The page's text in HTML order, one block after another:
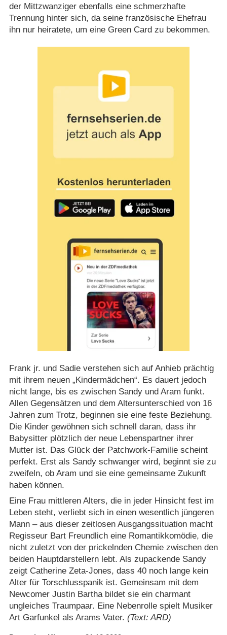
der Mittzwanziger ebenfalls eine schmerzhafte
Trennung hinter sich, da seine französische Ehefrau
ihn nur heiratete, um eine Green Card zu bekommen.
Frank jr. und Sadie verstehen sich auf Anhieb prächtig
mit ihrem neuen „Kindermädchen“. Es dauert jedoch
nicht lange, bis es zwischen Sandy und Aram funkt.
Allen Gegensätzen und dem Altersunterschied von 16
Jahren zum Trotz, beginnen sie eine feste Beziehung.
Die Kinder gewöhnen sich schnell daran, dass ihr
Babysitter plötzlich der neue Lebenspartner ihrer
Mutter ist. Das Glück der Patchwork-Familie scheint
perfekt. Erst als Sandy schwanger wird, beginnt sie zu
zweifeln, ob Aram und sie eine gemeinsame Zukunft
haben können.
Eine Frau mittleren Alters, die in jeder Hinsicht fest im
Leben steht, verliebt sich in einen wesentlich jüngeren
Mann – aus dieser zeitlosen Ausgangssituation macht
Regisseur Bart Freundlich eine Romantikkomödie, die
nicht zuletzt von der prickelnden Chemie zwischen den
beiden Hauptdarstellern lebt. Als zupackende Sandy
zeigt Catherine Zeta-Jones, dass 40 noch lange kein
Alter für Torschlusspanik ist. Gemeinsam mit dem
Newcomer Justin Bartha bildet sie ein charmant
ungleiches Traumpaar. Eine Nebenrolle spielt Musiker
Art Garfunkel als Arams Vater. (Text: ARD)